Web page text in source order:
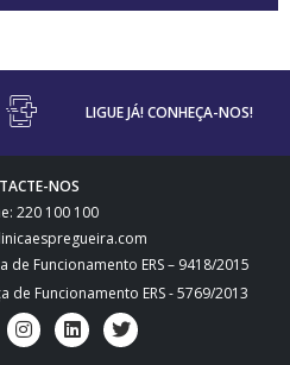
LIGUE JÁ! CONHEÇA-NOS!
NOS
220 100 100
de Funcionamento ERS – 9418/2015
de Funcionamento ERS - 5769/2013